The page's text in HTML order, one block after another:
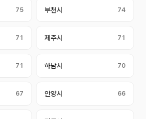
75 부천시 74
71 제주시 71
71 하남시 70
67 안양시 66